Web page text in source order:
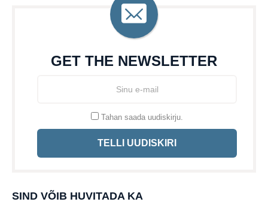
GET THE NEWSLETTER
Tahan saada uudiskirju.
TELLI UUDISKIRI
SIND VÕIB HUVITADA KA